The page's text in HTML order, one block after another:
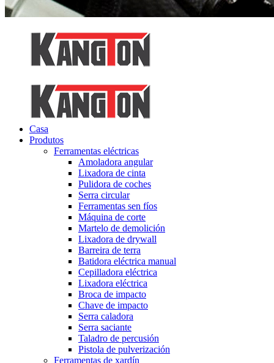
Casa
Produtos
Ferramentas eléctricas
Amoladora angular
Lixadora de cinta
Pulidora de coches
Serra circular
Ferramentas sen fíos
Máquina de corte
Martelo de demolición
Lixadora de drywall
Barreira de terra
Batidora eléctrica manual
Cepilladora eléctrica
Lixadora eléctrica
Broca de impacto
Chave de impacto
Serra caladora
Serra saciante
Taladro de percusión
Pistola de pulverización
Ferramentas de xardín